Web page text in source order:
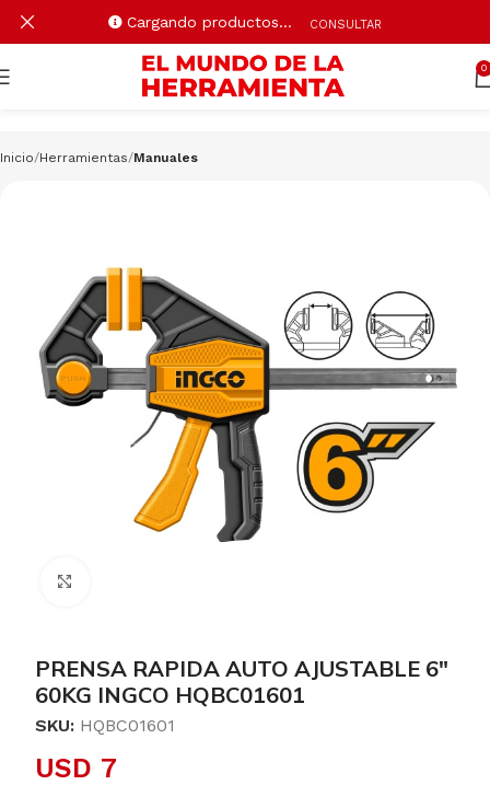
0
Inicio Herramientas Manuales
PRENSA RAPIDA AUTO AJUSTABLE 6″
60KG INGCO HQBC01601
SKU: HQBC01601
USD 7
Cargando productos… CONSULTAR